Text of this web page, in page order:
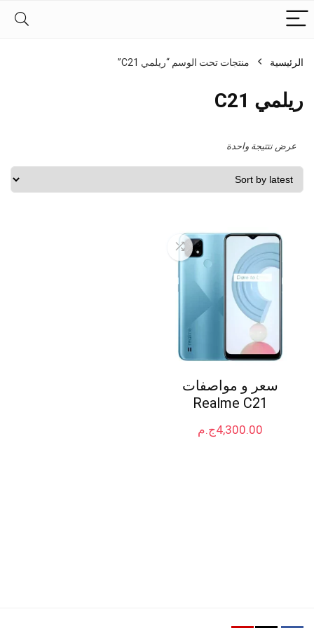
الرئيسية منتجات تحت الوسم “ريلمي C21”
ريلمي C21
عرض نتتيجة واحدة
سعر و مواصفات
Realme C21
ج.م4,300.00